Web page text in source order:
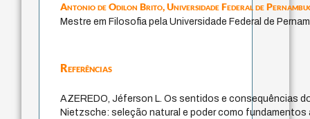
Antonio de Odilon Brito,Universidade Federal de
Mestre em Filosofia pela Universidade Federal de
Referências
AZEREDO, Jéferson L. Os sentidos e consequências
Nietzsche: seleção natural e poder como fundamentos